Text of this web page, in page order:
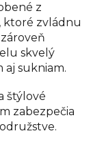
z
ktoré zvládnu
skvelý
sukniam.
štýlové
zabezpečia